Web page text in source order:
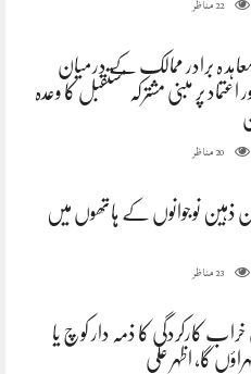
22مناظر
ہ برادر ممالک کے درمیان
پر مبنی مشترکہ مستقبل کا وعدہ
20مناظر
ذہین نوجوانوں کے ہاتھوں میں
23مناظر
کارکردگی کا ذمہ دار کوچ یا
گا، اظہر علی